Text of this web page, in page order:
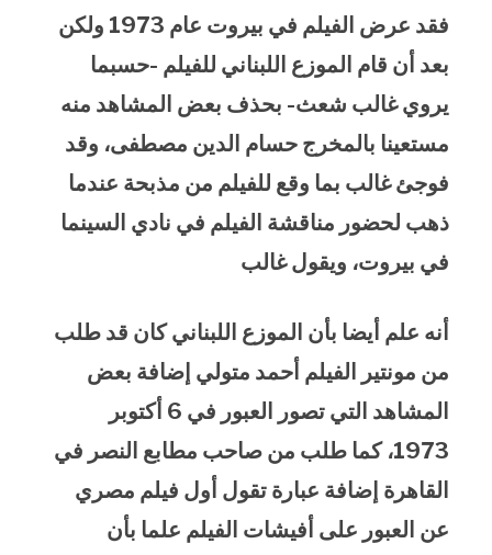
فقد عرض الفيلم في بيروت عام 1973 ولكن
بعد أن قام الموزع اللبناني للفيلم -حسبما
يروي غالب شعث- بحذف بعض المشاهد منه
مستعينا بالمخرج حسام الدين مصطفى، وقد
فوجئ غالب بما وقع للفيلم من مذبحة عندما
ذهب لحضور مناقشة الفيلم في نادي السينما
في بيروت، ويقول غالب
أنه علم أيضا بأن الموزع اللبناني كان قد طلب
من مونتير الفيلم أحمد متولي إضافة بعض
المشاهد التي تصور العبور في 6 أكتوبر
1973، كما طلب من صاحب مطابع النصر في
القاهرة إضافة عبارة تقول أول فيلم مصري
عن العبور على أفيشات الفيلم علما بأن